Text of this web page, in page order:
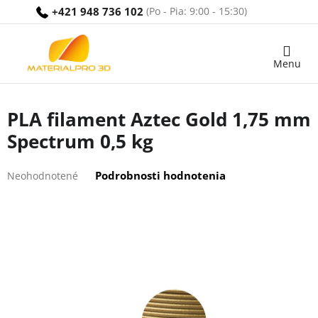
+421 948 736 102
Nákupný
PLA filament Aztec Gold 1,75 mm
Spectrum 0,5 kg
hodnotenie
Neohodnotené Podrobnosti hodnotenia